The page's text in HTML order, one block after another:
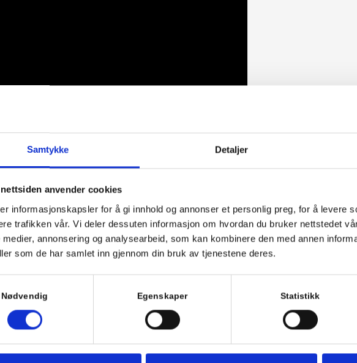
Samtykke Detaljer
nettsiden anvender cookies
informasjonskapsler for å gi innhold og annonser et personlig preg, for å levere
trafikken vår. Vi deler dessuten informasjon om hvordan du bruker nettstedet
medier, annonsering og analysearbeid, som kan kombinere den med annen
som de har samlet inn gjennom din bruk av tjenestene deres.
Nødvendig Egenskaper Statistikk
Relaterte produkter